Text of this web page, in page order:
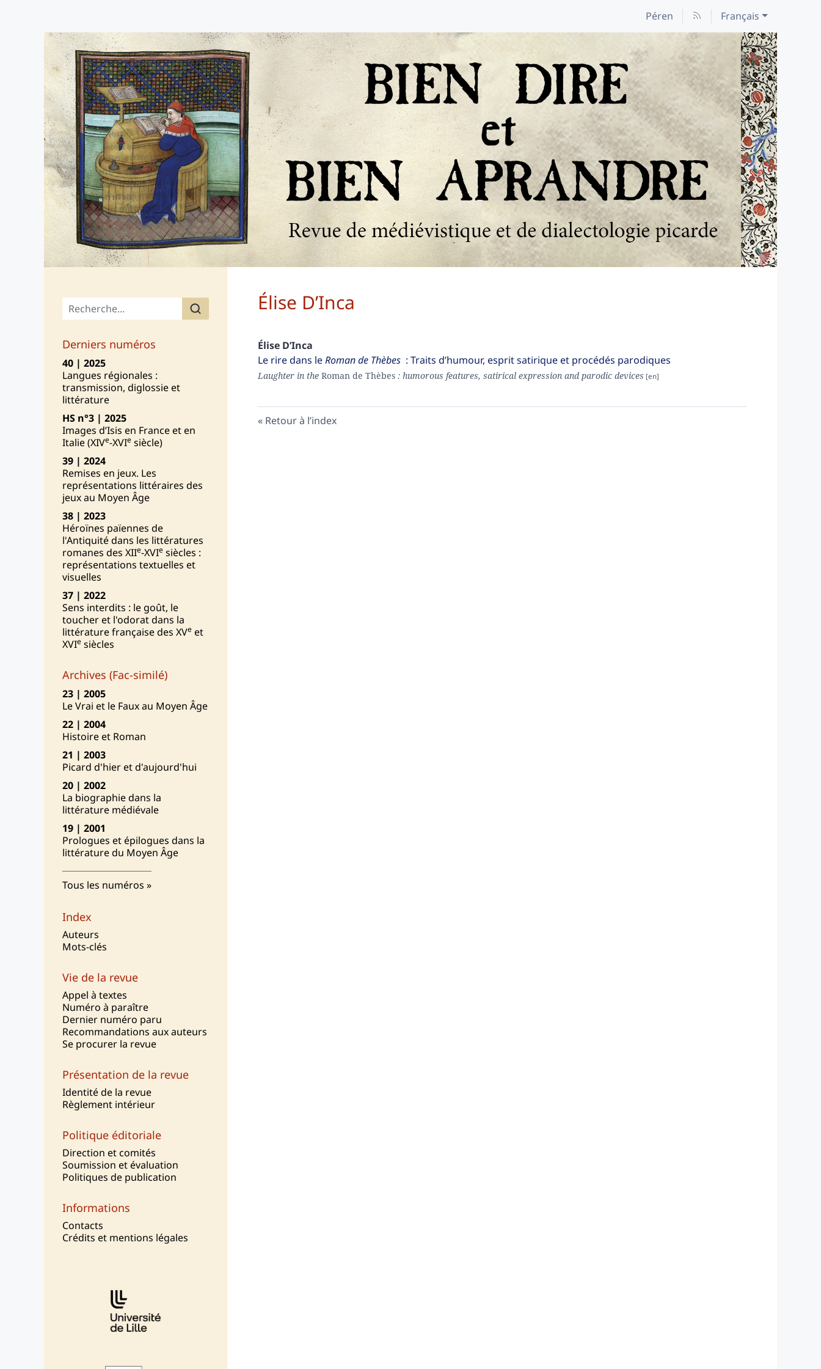
Péren Français
Menu principal
Derniers numéros
40 | 2025
Langues régionales :
transmission, diglossie et
littérature
HS n°3 | 2025
Images d’Isis en France et en
Italie (XIVe-XVIe siècle)
39 | 2024
Remises en jeux. Les
représentations littéraires des
jeux au Moyen Âge
38 | 2023
Héroïnes païennes de
l'Antiquité dans les littératures
romanes des XIIe-XVIe siècles :
représentations textuelles et
visuelles
37 | 2022
Sens interdits : le goût, le
toucher et l'odorat dans la
littérature française des XVe et
XVIe siècles
Archives (Fac-similé)
23 | 2005
Le Vrai et le Faux au Moyen Âge
22 | 2004
Histoire et Roman
21 | 2003
Picard d'hier et d'aujourd'hui
20 | 2002
La biographie dans la
littérature médiévale
19 | 2001
Prologues et épilogues dans la
littérature du Moyen Âge
Tous les numéros
Index
Auteurs
Mots-clés
Vie de la revue
Appel à textes
Numéro à paraître
Dernier numéro paru
Recommandations aux auteurs
Se procurer la revue
Présentation de la revue
Identité de la revue
Règlement intérieur
Politique éditoriale
Direction et comités
Soumission et évaluation
Politiques de publication
Informations
Contacts
Crédits et mentions légales
Élise D’Inca
Élise D’Inca
Le rire dans leRoman de Thèbes : Traits d’humour, esprit satirique et procédés parodiques
Laughter in the Roman de Thèbes : humorous features, satirical expression and parodic devices
Retour à l’index